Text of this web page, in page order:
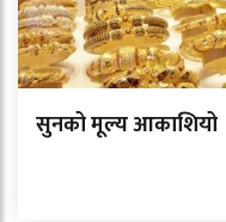
सुनको मूल्य आकाशियो